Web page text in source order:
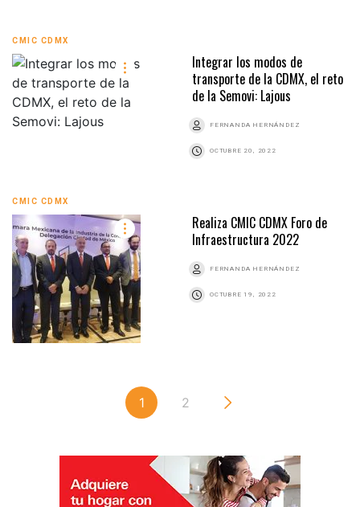
CMIC CDMX
Integrar los modos de
transporte de la CDMX, el reto
de la Semovi: Lajous
FERNANDA HERNÁNDEZ
OCTUBRE 20, 2022
CMIC CDMX
Realiza CMIC CDMX Foro de
Infraestructura 2022
FERNANDA HERNÁNDEZ
OCTUBRE 19, 2022
1 2